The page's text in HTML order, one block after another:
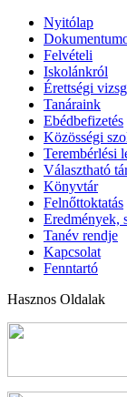
Nyitólap
Felvételi
Iskolánkról
Érettségi
Tanáraink
Ebédbefizetés
Közösségi
Terembérlési
Választható
Könyvtár
Felnőttoktatás
Eredmények,
Tanév rendje
Kapcsolat
Fenntartó
Hasznos Oldalak